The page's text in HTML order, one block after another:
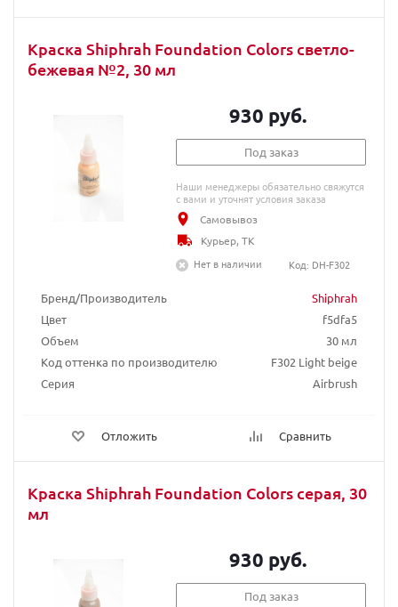
Краска Shiphrah Foundation Colors светло-
бежевая №2, 30 мл
Бренд/Производитель
Shiphrah
Цвет
f5dfa5
Объем
30 мл
Код оттенка по производителю
F302 Light beige
Серия
Airbrush
Отложить Сравнить
930 руб.
Под заказ
Наши менеджеры обязательно свяжутся
с вами и уточнят условия заказа
Самовывоз
Курьер, ТК
Нет в наличии
Код: DH-F302
Краска Shiphrah Foundation Colors серая, 30
мл
930 руб.
Под заказ